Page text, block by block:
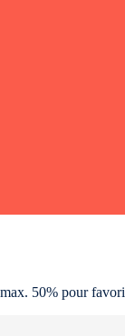
max. 50% pour